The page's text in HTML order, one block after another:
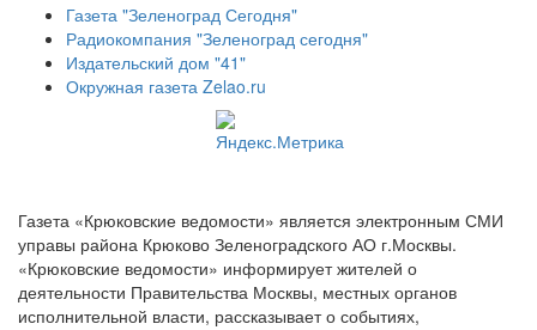
Газета "Зеленоград Сегодня"
Радиокомпания "Зеленоград сегодня"
Издательский дом "41"
Окружная газета Zelao.ru
Газета «Крюковские ведомости» является электронным СМИ
управы района Крюково Зеленоградского АО г.Москвы.
«Крюковские ведомости» информирует жителей о
деятельности Правительства Москвы, местных органов
исполнительной власти, рассказывает о событиях,